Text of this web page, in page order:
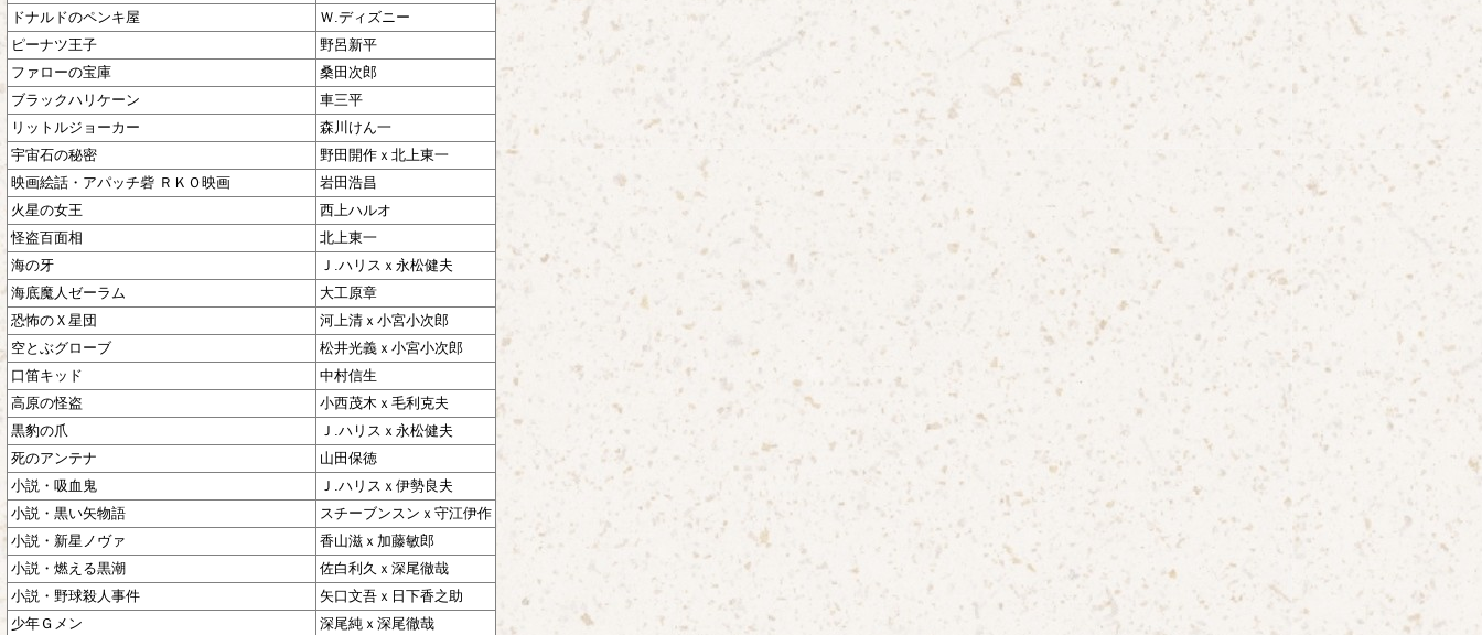
ドナルドのペンキ屋
Ｗ.ディズニー
ピーナツ王子
野呂新平
ファローの宝庫
桑田次郎
ブラックハリケーン
車三平
リットルジョーカー
森川けん一
宇宙石の秘密
野田開作ｘ北上東一
映画絵話・アパッチ砦 ＲＫＯ映画
岩田浩昌
火星の女王
西上ハルオ
怪盗百面相
北上東一
海の牙
Ｊ.ハリスｘ永松健夫
海底魔人ゼーラム
大工原章
恐怖のＸ星団
河上清ｘ小宮小次郎
空とぶグローブ
松井光義ｘ小宮小次郎
口笛キッド
中村信生
高原の怪盗
小西茂木ｘ毛利克夫
黒豹の爪
Ｊ.ハリスｘ永松健夫
死のアンテナ
山田保徳
小説・吸血鬼
Ｊ.ハリスｘ伊勢良夫
小説・黒い矢物語
スチーブンスンｘ守江伊作
小説・新星ノヴァ
香山滋ｘ加藤敏郎
小説・燃える黒潮
佐白利久ｘ深尾徹哉
小説・野球殺人事件
矢口文吾ｘ日下香之助
少年Ｇメン
深尾純ｘ深尾徹哉